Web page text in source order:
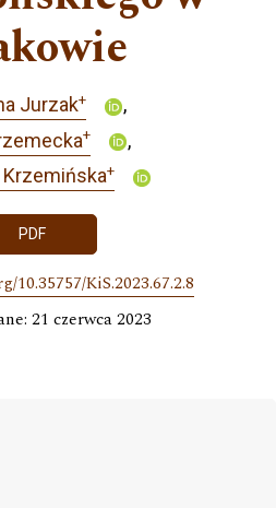
Jurzak+
+
Krzemińska+
PDF
10.35757/KiS.2023.67.2.8
21 czerwca 2023